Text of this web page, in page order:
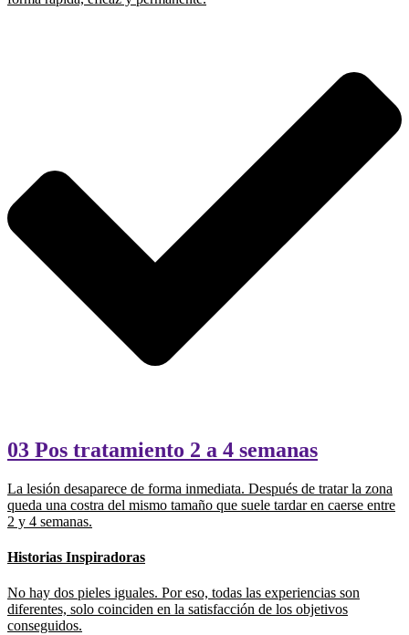
03 Pos tratamiento 2 a 4 semanas
La lesión desaparece de forma inmediata. Después de tratar la zona
queda una costra del mismo tamaño que suele tardar en caerse entre
2 y 4 semanas.
Historias Inspiradoras
No hay dos pieles iguales. Por eso, todas las experiencias son
diferentes, solo coinciden en la satisfacción de los objetivos
conseguidos.